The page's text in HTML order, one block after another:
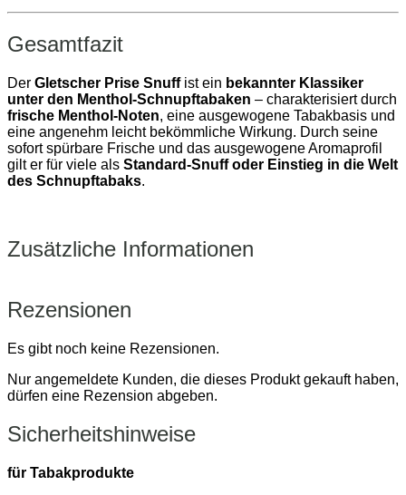
Gesamtfazit
Der Gletscher Prise Snuffist ein bekannter Klassiker
unter den Menthol‑Schnupftabaken – charakterisiert durch
frische Menthol‑Noten, eine ausgewogene Tabakbasis und
eine angenehm leicht bekömmliche Wirkung. Durch seine
sofort spürbare Frische und das ausgewogene Aromaprofil
gilt er für viele als Standard‑Snuff oder Einstieg in die Welt
des Schnupftabaks.
Zusätzliche Informationen
Rezensionen
Es gibt noch keine Rezensionen.
Nur angemeldete Kunden, die dieses Produkt gekauft haben,
dürfen eine Rezension abgeben.
Sicherheitshinweise
für Tabakprodukte